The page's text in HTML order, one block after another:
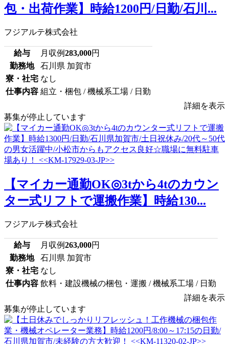
包・出荷作業】時給1200円/日勤/石川...
フジアルテ株式会社
給与 月収例283,000円
勤務地
石川県 加賀市
寮・社宅 なし
仕事内容 組立・梱包 / 機械系工場 / 日勤
詳細を表示
募集が停止しています
【マイカー通勤OK◎3tから4tのカウン
ター式リフトで運搬作業】時給130...
フジアルテ株式会社
給与 月収例263,000円
勤務地
石川県 加賀市
寮・社宅 なし
仕事内容 飲料・建設機械の梱包・運搬 / 機械系工場 / 日勤
詳細を表示
募集が停止しています